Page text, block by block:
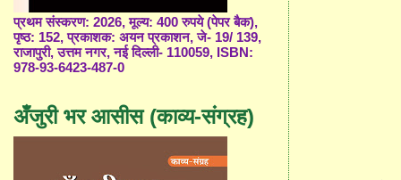
प्रथम संस्करण: 2026, मूल्य: 400 रुपये (पेपर बैक),
पृष्ठ: 152, प्रकाशक: अयन प्रकाशन, जे- 19/ 139,
राजापुरी, उत्तम नगर, नई दिल्ली- 110059, ISBN:
978-93-6423-487-0
अँजुरी भर आसीस (काव्य-संग्रह)